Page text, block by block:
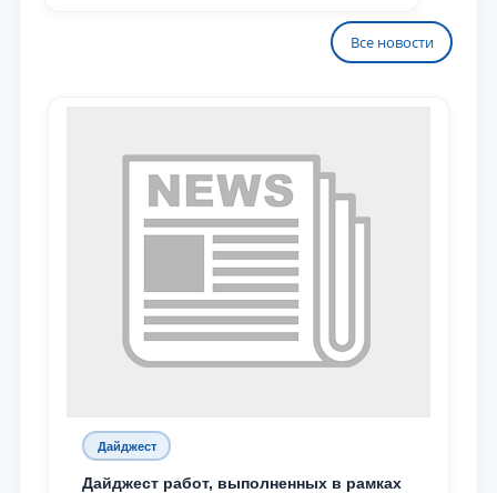
Все новости
Дайджест
Дайджест работ, выполненных в рамках